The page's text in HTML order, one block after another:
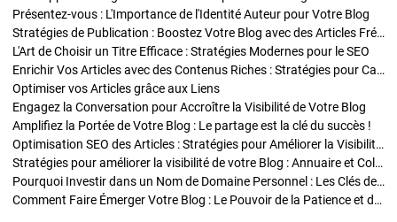
Présentez-vous : L'Importance de l'Identité Auteur pour Votre Blog
Stratégies de Publication : Boostez Votre Blog avec des Articles Fréquents et Exclusifs
L'Art de Choisir un Titre Efficace : Stratégies Modernes pour le SEO
Enrichir Vos Articles avec des Contenus Riches : Stratégies pour Captiver et Optimiser
Optimiser vos Articles grâce aux Liens
Engagez la Conversation pour Accroître la Visibilité de Votre Blog
Amplifiez la Portée de Votre Blog : Le partage est la clé du succès !
Optimisation SEO des Articles : Stratégies pour Améliorer la Visibilité de Votre Blog
Stratégies pour améliorer la visibilité de votre Blog : Annuaire et Collaborations
Pourquoi Investir dans un Nom de Domaine Personnel : Les Clés de la Réussite de Votre Blog
Comment Faire Émerger Votre Blog : Le Pouvoir de la Patience et de la Persévérance